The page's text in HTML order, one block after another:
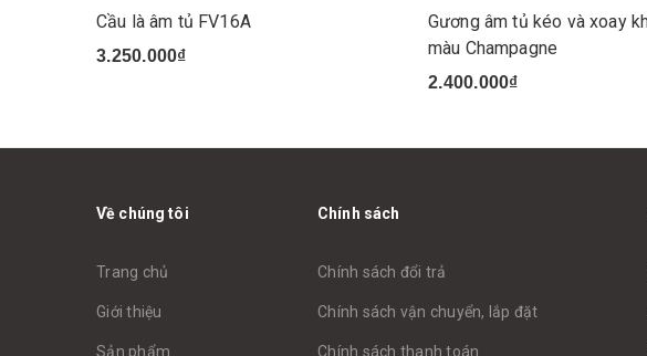
Cầu là âm tủ FV16A
3.250.000₫
Gương âm tủ kéo và xoay
màu Champagne
2.400.000₫
Về chúng tôi
Trang chủ
Giới thiệu
Sản phẩm
Chính sách
Chính sách đổi trả
Chính sách vận chuyển, lắp đặt
Chính sách thanh toán